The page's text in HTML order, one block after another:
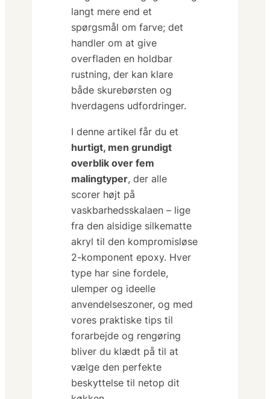
langt mere end et
spørgsmål om farve; det
handler om at give
overfladen en holdbar
rustning, der kan klare
både skurebørsten og
hverdagens udfordringer.
I denne artikel får du et
hurtigt, men grundigt
overblik over fem
malingtyper, der alle
scorer højt på
vaskbarhedsskalaen – lige
fra den alsidige silkematte
akryl til den kompromisløse
2-komponent epoxy. Hver
type har sine fordele,
ulemper og ideelle
anvendelseszoner, og med
vores praktiske tips til
forarbejde og rengøring
bliver du klædt på til at
vælge den perfekte
beskyttelse til netop dit